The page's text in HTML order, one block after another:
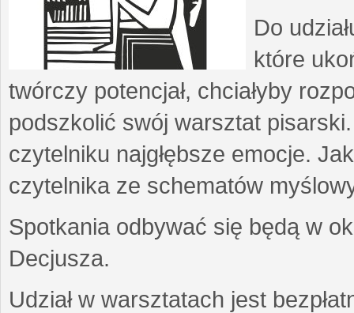
Do
które
twórczy potencjał, chciałyby
podszkolić swój warsztat
czytelniku najgłębsze emocje.
czytelnika ze schematów
Spotkania odbywać się będą w
Decjusza.
Udział w warsztatach jest